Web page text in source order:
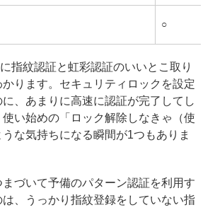
○
指紋認証と虹彩認証のいいとこ取り
ります。セキュリティロックを設定
、あまりに高速に認証が完了してし
使い始めの「ロック解除しなきゃ（使
な気持ちになる瞬間が1つもありま
づいて予備のパターン認証を利用す
、うっかり指紋登録をしていない指